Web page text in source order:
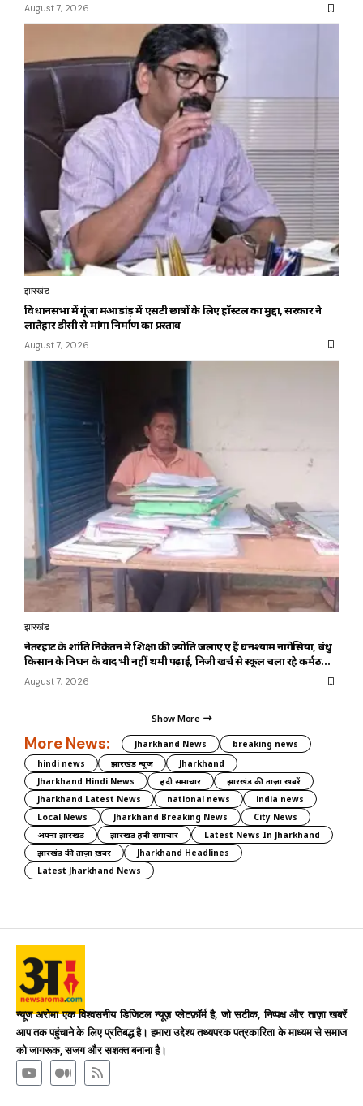
August 7, 2026
झारखंड
विधानसभा में गूंजा महुआडांड़ में एसटी छात्रों के लिए हॉस्टल का मुद्दा, सरकार ने
लातेहार डीसी से मांगा निर्माण का प्रस्ताव
August 7, 2026
झारखंड
नेतरहाट के शांति निकेतन में शिक्षा की ज्योति जलाए हुए हैं घनश्याम नागेसिया, बंधु
किसान के निधन के बाद भी नहीं थमी पढ़ाई, निजी खर्च से स्कूल चला रहे कर्मठ
शिक्षक
August 7, 2026
Show More
More News: Jharkhand News
breaking news
hindi news
झारखंड न्यूज़
Jharkhand
Jharkhand Hindi News
हिंदी समाचार
झारखंड की ताज़ा खबरें
Jharkhand Latest News
national news
india news
Local News
Jharkhand Breaking News
City News
अपना झारखंड
झारखंड हिंदी समाचार
Latest News In Jharkhand
झारखंड की ताज़ा ख़बर
Jharkhand Headlines
Latest Jharkhand News
न्यूज अरोमा एक विश्वसनीय डिजिटल न्यूज़ प्लेटफ़ॉर्म है, जो सटीक, निष्पक्ष और ताज़ा खबरें
आप तक पहुंचाने के लिए प्रतिबद्ध है। हमारा उद्देश्य तथ्यपरक पत्रकारिता के माध्यम से समाज
को जागरूक, सजग और सशक्त बनाना है।